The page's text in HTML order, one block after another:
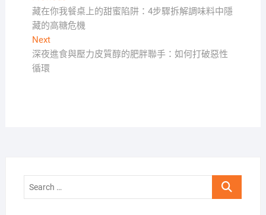
章
導
覽
post:
藏在你我餐桌上的甜蜜陷阱：4步驟拆解調味料中隱
藏的高糖危機
NextNext
post:
深夜進食與壓力皮質醇的肥胖聯手：如何打破惡性
循環
Search